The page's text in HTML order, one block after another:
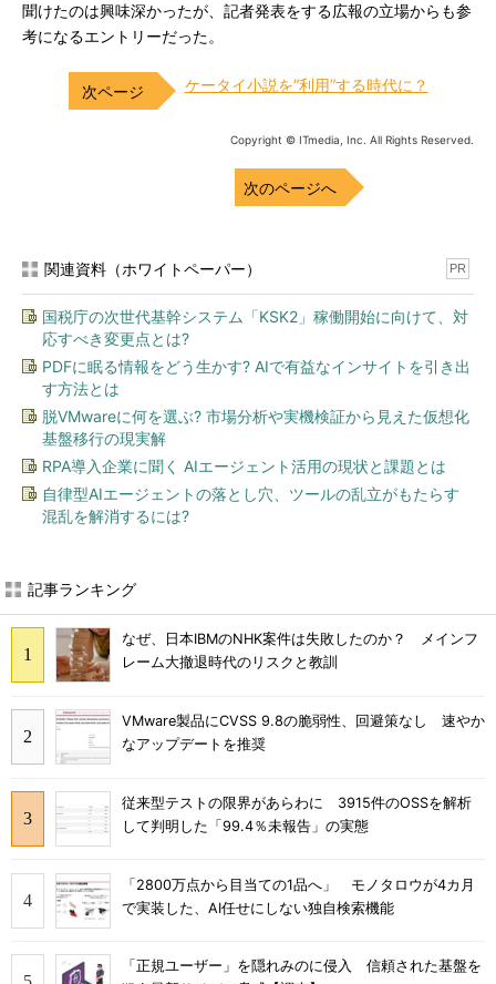
聞けたのは興味深かったが、記者発表をする広報の立場からも参
考になるエントリーだった。
ケータイ小説を“利用”する時代に？
Copyright © ITmedia, Inc. All Rights Reserved.
次のページへ
関連資料（ホワイトペーパー） PR
国税庁の次世代基幹システム「KSK2」稼働開始に向けて、対
応すべき変更点とは?
PDFに眠る情報をどう生かす? AIで有益なインサイトを引き出
す方法とは
脱VMwareに何を選ぶ? 市場分析や実機検証から見えた仮想化
基盤移行の現実解
RPA導入企業に聞く AIエージェント活用の現状と課題とは
自律型AIエージェントの落とし穴、ツールの乱立がもたらす
混乱を解消するには?
記事ランキング
なぜ、日本IBMのNHK案件は失敗したのか？ メインフ
レーム大撤退時代のリスクと教訓
VMware製品にCVSS 9.8の脆弱性、回避策なし 速やか
なアップデートを推奨
従来型テストの限界があらわに 3915件のOSSを解析
して判明した「99.4％未報告」の実態
「2800万点から目当ての1品へ」 モノタロウが4カ月
で実装した、AI任せにしない独自検索機能
「正規ユーザー」を隠れみのに侵入 信頼された基盤を